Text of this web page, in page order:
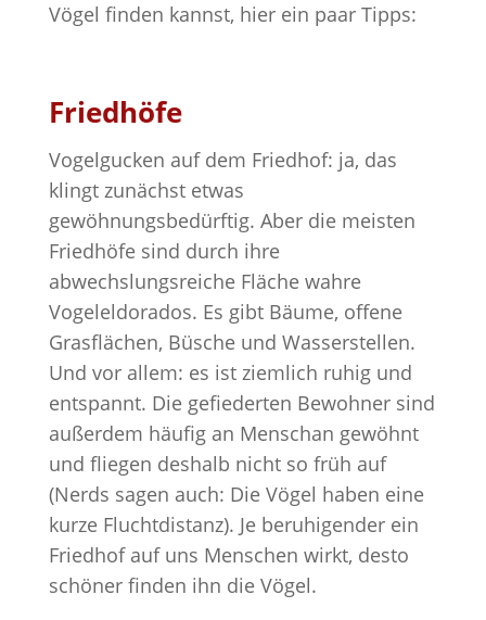
Vögel finden kannst, hier ein paar Tipps:
Friedhöfe
Vogelgucken auf dem Friedhof: ja, das
klingt zunächst etwas
gewöhnungsbedürftig. Aber die meisten
Friedhöfe sind durch ihre
abwechslungsreiche Fläche wahre
Vogeleldorados. Es gibt Bäume, offene
Grasflächen, Büsche und Wasserstellen.
Und vor allem: es ist ziemlich ruhig und
entspannt. Die gefiederten Bewohner sind
außerdem häufig an Menschan gewöhnt
und fliegen deshalb nicht so früh auf
(Nerds sagen auch: Die Vögel haben eine
kurze Fluchtdistanz). Je beruhigender ein
Friedhof auf uns Menschen wirkt, desto
schöner finden ihn die Vögel.